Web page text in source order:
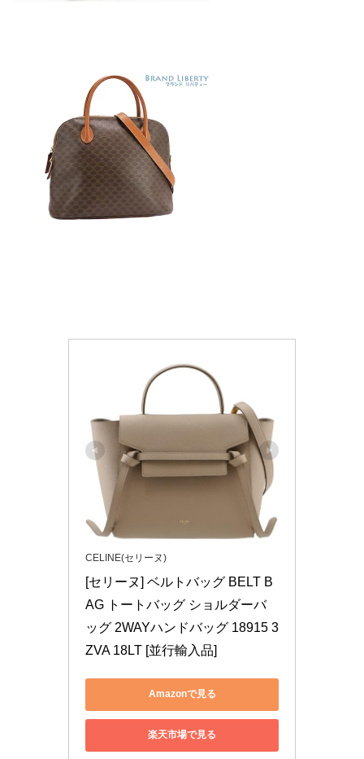
CELINE(セリーヌ)
[セリーヌ] ベルトバッグ BELT B
AG トートバッグ ショルダーバ
ッグ 2WAYハンドバッグ 18915 3
ZVA 18LT [並行輸入品]
Amazonで見る
楽天市場で見る